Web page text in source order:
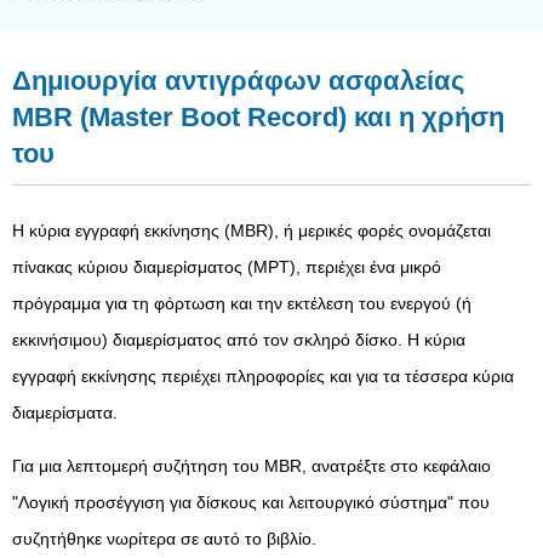
Δημιουργία αντιγράφων ασφαλείας
MBR (Master Boot Record) και η χρήση
του
Η κύρια εγγραφή εκκίνησης (MBR), ή μερικές φορές ονομάζεται
πίνακας κύριου διαμερίσματος (MPT), περιέχει ένα μικρό
πρόγραμμα για τη φόρτωση και την εκτέλεση του ενεργού (ή
εκκινήσιμου) διαμερίσματος από τον σκληρό δίσκο. Η κύρια
εγγραφή εκκίνησης περιέχει πληροφορίες και για τα τέσσερα κύρια
διαμερίσματα.
Για μια λεπτομερή συζήτηση του MBR, ανατρέξτε στο κεφάλαιο
"Λογική προσέγγιση για δίσκους και λειτουργικό σύστημα" που
συζητήθηκε νωρίτερα σε αυτό το βιβλίο.